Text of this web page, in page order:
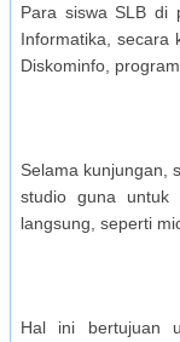
Para siswa SLB di
Informatika, secara
Diskominfo,
Selama kunjungan,
studio guna untuk
langsung, seperti
Hal ini bertujuan